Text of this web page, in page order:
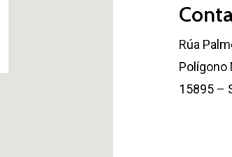
Rúa
Polígono
15895 –